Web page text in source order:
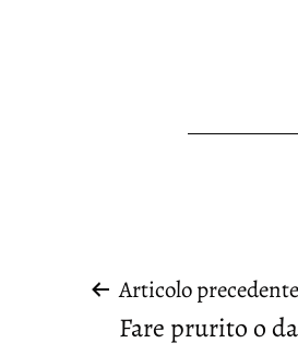
Articolo precedente
Fare prurito o